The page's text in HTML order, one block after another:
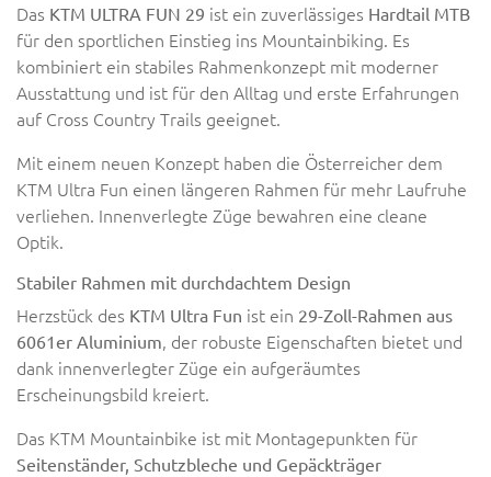
Das KTM ULTRA FUN 29 ist ein zuverlässiges Hardtail MTB
für den sportlichen Einstieg ins Mountainbiking. Es
kombiniert ein stabiles Rahmenkonzept mit moderner
Ausstattung und ist für den Alltag und erste Erfahrungen
auf Cross Country Trails geeignet.
Mit einem neuen Konzept haben die Österreicher dem
KTM Ultra Fun einen längeren Rahmen für mehr Laufruhe
verliehen. Innenverlegte Züge bewahren eine cleane
Optik.
Stabiler Rahmen mit durchdachtem Design
Herzstück des KTM Ultra Fun ist ein 29-Zoll-Rahmen aus
6061er Aluminium, der robuste Eigenschaften bietet und
dank innenverlegter Züge ein aufgeräumtes
Erscheinungsbild kreiert.
Das KTM Mountainbike ist mit Montagepunkten für
Seitenständer, Schutzbleche und Gepäckträger